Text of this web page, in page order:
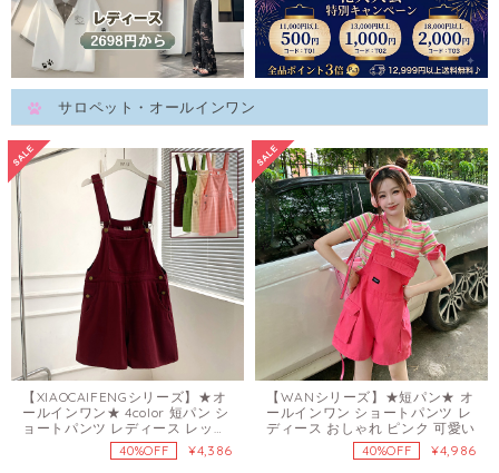
サロペット・オールインワン
【XIAOCAIFENGシリーズ】★オ
ールインワン★ 4color 短パン シ
ョートパンツ レディース レッド
グリーン ベージュ ピンク
40%OFF ¥4,386
【WANシリーズ】★短パン★ オ
ールインワン ショートパンツ レ
ディース おしゃれ ピンク 可愛い
40%OFF ¥4,986